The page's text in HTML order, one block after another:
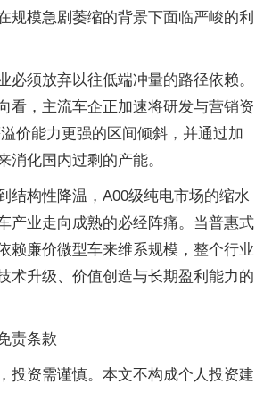
规模急剧萎缩的背景下面临严峻的利
必须放弃以往低端冲量的路径依赖。
看，主流车企正加速将研发与营销资
价能力更强的区间倾斜，并通过加
消化国内过剩的产能。
结构性降温，A00级纯电市场的缩水
产业走向成熟的必经阵痛。当普惠式
赖廉价微型车来维系规模，整个行业
术升级、价值创造与长期盈利能力的
责条款
投资需谨慎。本文不构成个人投资建